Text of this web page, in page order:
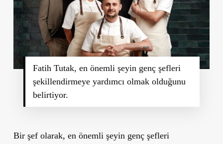
Fatih Tutak, en önemli şeyin genç şefleri
şekillendirmeye yardımcı olmak olduğunu
belirtiyor.
Bir şef olarak, en önemli şeyin genç şefleri